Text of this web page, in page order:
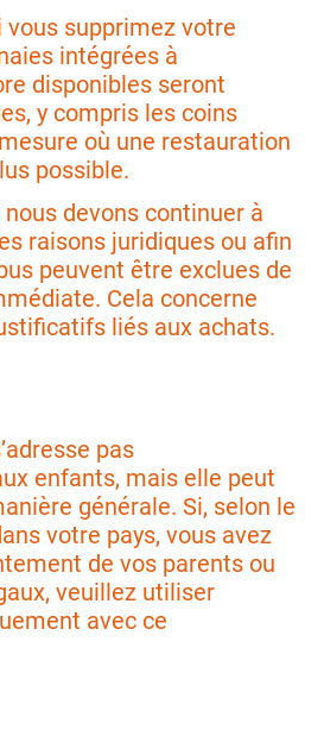
supprimez votre
intégrées à
disponibles seront
y compris les coins
où une restauration
possible.
devons continuer à
raisons juridiques ou afin
peuvent être exclues de
Cela concerne
liés aux achats.
pas
enfants, mais elle peut
générale. Si, selon le
votre pays, vous avez
de vos parents ou
veuillez utiliser
avec ce